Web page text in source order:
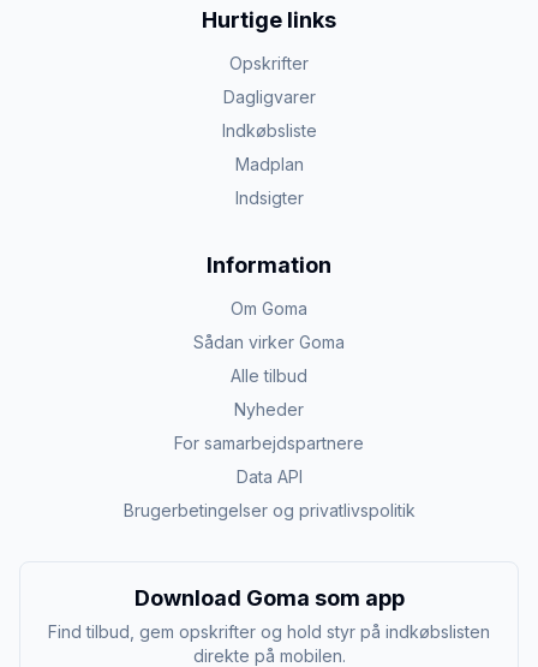
Hurtige links
Opskrifter
Dagligvarer
Indkøbsliste
Madplan
Indsigter
Information
Om Goma
Sådan virker Goma
Alle tilbud
Nyheder
For samarbejdspartnere
Data API
Brugerbetingelser og privatlivspolitik
Download Goma som app
Find tilbud, gem opskrifter og hold styr på indkøbslisten
direkte på mobilen.